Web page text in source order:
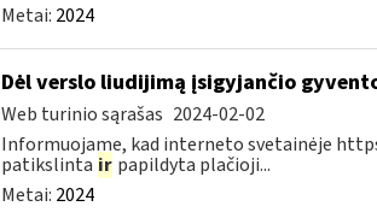
Metai: 2024
Dėl verslo liudijimą įsigyjančio
Web turinio sąrašas 2024-02-02
Informuojame, kad interneto svetainėje
patikslinta ir papildyta plačioji...
Metai: 2024